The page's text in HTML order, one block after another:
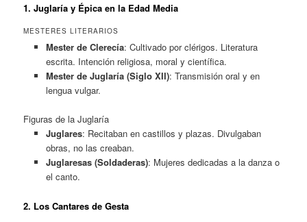
1. Juglaría y Épica en la Edad Media
MESTERES LITERARIOS
Mester de Clerecía: Cultivado por clérigos. Literatura
escrita. Intención religiosa, moral y científica.
Mester de Juglaría (Siglo XII): Transmisión oral y en
lengua vulgar.
Figuras de la Juglaría
Juglares: Recitaban en castillos y plazas. Divulgaban
obras, no las creaban.
Juglaresas (Soldaderas): Mujeres dedicadas a la danza o
el canto.
2. Los Cantares de Gesta